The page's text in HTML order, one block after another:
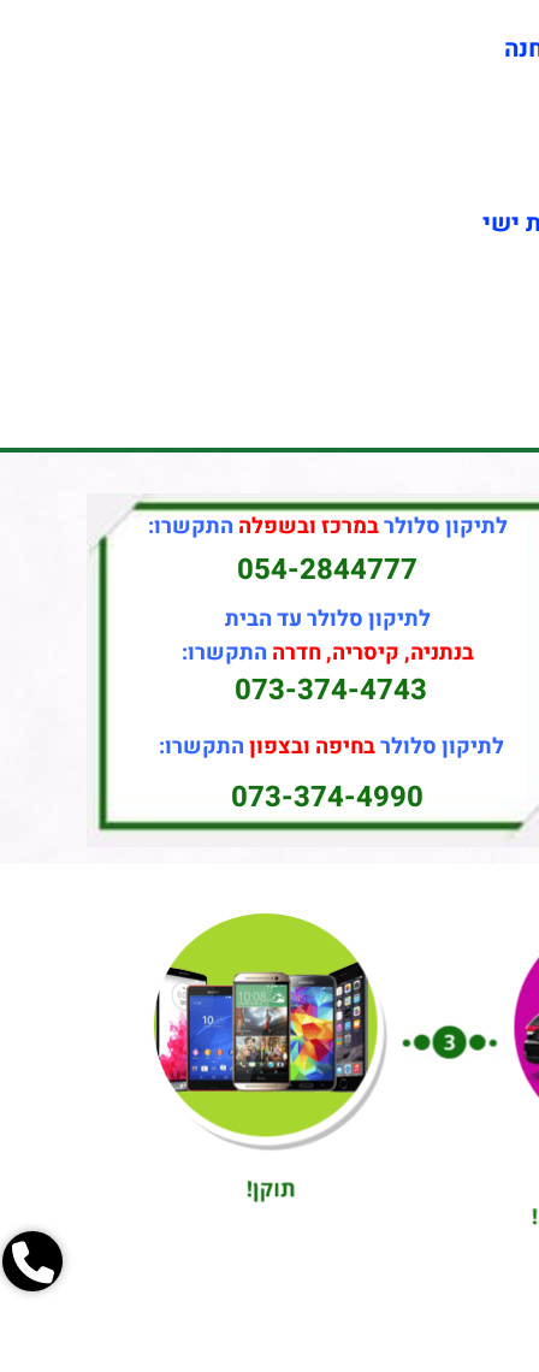
ישי
לתיקון סלולרבמרכז ובשפלה התקשרו:
054-2844777
לתיקון סלולר עד הבית
בנתניה, קיסריה, חדרה התקשרו:
073-374-4743
לתיקון סלולרבחיפה ובצפוןהתקשרו:
073-374-4990